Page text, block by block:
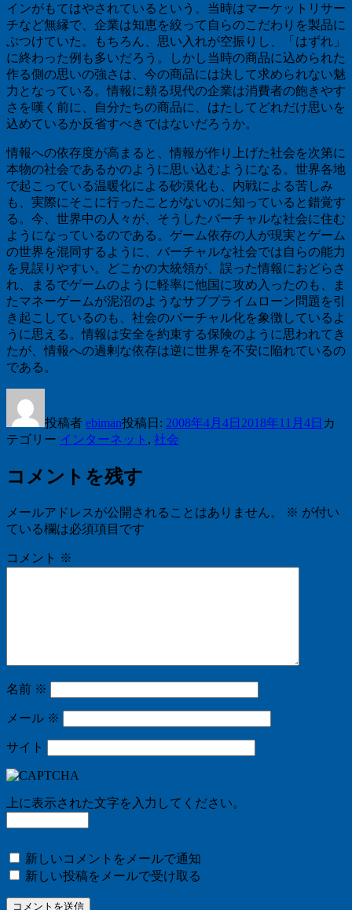
インがもてはやされているという。当時はマーケットリサー
チなど無縁で、企業は知恵を絞って自らのこだわりを製品に
ぶつけていた。もちろん、思い入れが空振りし、「はずれ」
に終わった例も多いだろう。しかし当時の商品に込められた
作る側の思いの強さは、今の商品には決して求められない魅
力となっている。情報に頼る現代の企業は消費者の飽きやす
さを嘆く前に、自分たちの商品に、はたしてどれだけ思いを
込めているか反省すべきではないだろうか。
情報への依存度が高まると、情報が作り上げた社会を次第に
本物の社会であるかのように思い込むようになる。世界各地
で起こっている温暖化による砂漠化も、内戦による苦しみ
も、実際にそこに行ったことがないのに知っていると錯覚す
る。今、世界中の人々が、そうしたバーチャルな社会に住む
ようになっているのである。ゲーム依存の人が現実とゲーム
の世界を混同するように、バーチャルな社会では自らの能力
を見誤りやすい。どこかの大統領が、誤った情報におどらさ
れ、まるでゲームのように軽率に他国に攻め入ったのも、ま
たマネーゲームが泥沼のようなサブプライムローン問題を引
き起こしているのも、社会のバーチャル化を象徴しているよ
うに思える。情報は安全を約束する保険のように思われてき
たが、情報への過剰な依存は逆に世界を不安に陥れているの
である。
投稿者 ebiman投稿日: 2008年4月4日 2018年11月4日 カ
テゴリー インターネット , 社会
コメントを残す
メールアドレスが公開されることはありません。 ※ が付い
ている欄は必須項目です
コメント ※
名前 ※
メール ※
サイト
上に表示された文字を入力してください。
新しいコメントをメールで通知
新しい投稿をメールで受け取る